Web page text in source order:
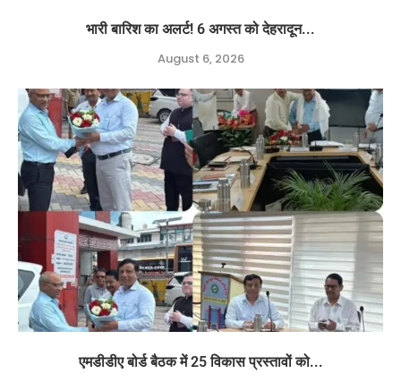
भारी बारिश का अलर्ट! 6 अगस्त को देहरादून...
August 6, 2026
एमडीडीए बोर्ड बैठक में 25 विकास प्रस्तावों को...